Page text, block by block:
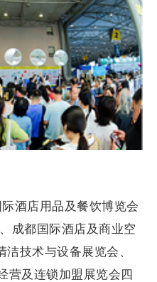
酒店用品及餐饮博览会
成都国际酒店及商业空
技术与设备展览会、
营及连锁加盟展览会四